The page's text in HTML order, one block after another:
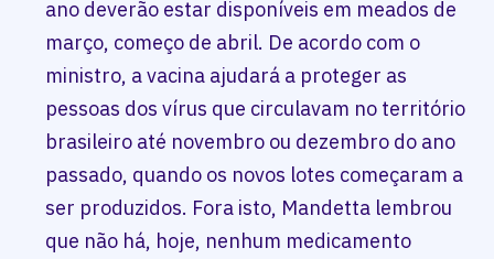
ano deverão estar disponíveis em meados de
março, começo de abril. De acordo com o
ministro, a vacina ajudará a proteger as
pessoas dos vírus que circulavam no território
brasileiro até novembro ou dezembro do ano
passado, quando os novos lotes começaram a
ser produzidos. Fora isto, Mandetta lembrou
que não há, hoje, nenhum medicamento